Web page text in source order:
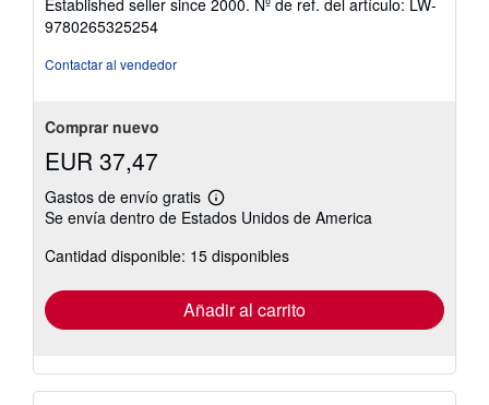
5
Established seller since 2000. Nº de ref. del artículo: LW-
9780265325254
Contactar al vendedor
Comprar nuevo
EUR 37,47
Gastos de envío gratis
Más
información
las
tarifas
envío
Se envía dentro de Estados Unidos de America
Cantidad disponible: 15 disponibles
Añadir al carrito